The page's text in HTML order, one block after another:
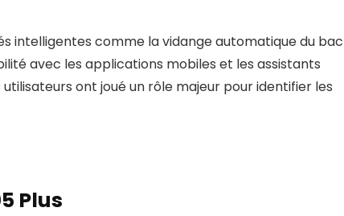
intelligentes comme la vidange automatique du
avec les applications mobiles et les assistants
ont joué un rôle majeur pour identifier les
Plus